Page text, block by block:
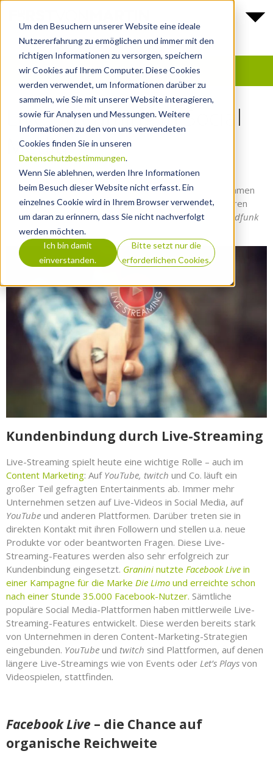
Um den Besuchern unserer Website eine ideale
Nutzererfahrung zu ermöglichen und immer mit den
richtigen Informationen zu versorgen, speichern
wir Cookies auf Ihrem Computer. Diese Cookies
werden verwendet, um Informationen darüber zu
sammeln, wie Sie mit unserer Website interagieren,
sowie für Analysen und Messungen. Weitere
Informationen zu den von uns verwendeten
Cookies finden Sie in unseren
Datenschutzbestimmungen.
Wenn Sie ablehnen, werden Ihre Informationen
beim Besuch dieser Website nicht erfasst. Ein
einzelnes Cookie wird in Ihrem Browser verwendet,
um daran zu erinnern, dass Sie nicht nachverfolgt
werden möchten.
Ich bin damit
einverstanden.
Bitte setzt nur die
erforderlichen Cookies.
Live-Streaming in Social
Media
FUERSTVONMARTIN GMBH 2018-04-04
Facebook Live,PeriscopeoderInstagram Live– Unternehmen
haben besonders in Social Media viele Möglichkeiten ihren
Followern Live-Content zu servieren. Beim Thema
Rundfunk
gibt es jedoch Einiges zu beachten.
Kundenbindung durch Live-Streaming
Live-Streaming spielt heute eine wichtige Rolle – auch im
Content Marketing: Auf YouTube, twitch und Co. läuft ein
großer Teil gefragten Entertainments ab. Immer mehr
Unternehmen setzen auf Live-Videos in Social Media, auf
YouTube und anderen Plattformen. Darüber treten sie in
direkten Kontakt mit ihren Followern und stellen u.a. neue
Produkte vor oder beantworten Fragen. Diese Live-
Streaming-Features werden also sehr erfolgreich zur
Kundenbindung eingesetzt. Granini nutzte Facebook Live in
einer Kampagne für die Marke Die Limo und erreichte schon
nach einer Stunde 35.000 Facebook-Nutzer. Sämtliche
populäre Social Media-Plattformen haben mittlerweile Live-
Streaming-Features entwickelt. Diese werden bereits stark
von Unternehmen in deren Content-Marketing-Strategien
eingebunden. YouTube und twitch sind Plattformen, auf denen
längere Live-Streamings wie von Events oder Let’s Plays von
Videospielen, stattfinden.
Facebook Live – die Chance auf
organische Reichweite